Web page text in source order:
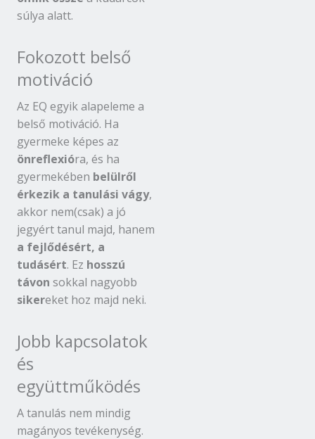
súlya alatt.
Fokozott belső
motiváció
Az EQ egyik alapeleme a
belső motiváció. Ha
gyermeke képes az
önreflexióra, és ha
gyermekében belülről
érkezik a tanulási vágy,
akkor nem(csak) a jó
jegyért tanul majd, hanem
a fejlődésért, a
tudásért. Ez hosszú
távon sokkal nagyobb
sikereket hoz majd neki.
Jobb kapcsolatok
és
együttműködés
A tanulás nem mindig
magányos tevékenység.